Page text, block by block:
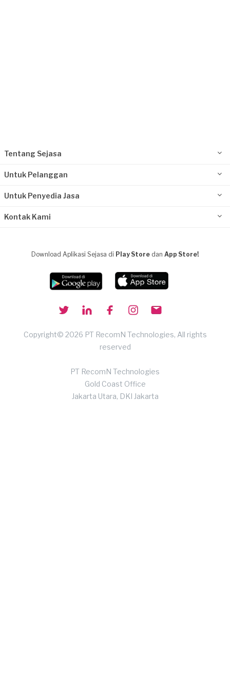
Tentang Sejasa
Untuk Pelanggan
Untuk Penyedia Jasa
Kontak Kami
Download Aplikasi Sejasa di Play Store dan App Store!
Copyright© 2026 PT RecomN Technologies, All rights
reserved
PT RecomN Technologies
Gold Coast Office
Jakarta Utara, DKI Jakarta